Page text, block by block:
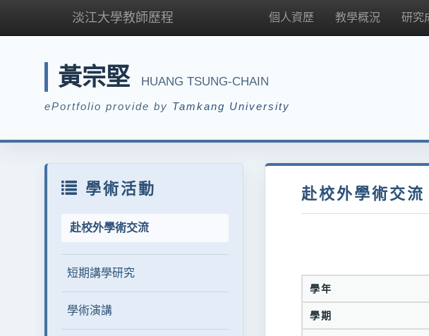
淡江大學教師歷程 個人資歷 教學概況 研究
黃宗堅 HUANG TSUNG-CHAIN
ePortfolio provide by Tamkang University
學術活動
赴校外學術交流
短期講學研究
學術演講
赴校外學術交流
學年
學期